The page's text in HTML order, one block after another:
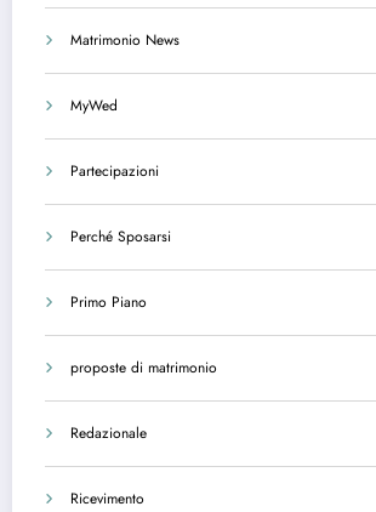
Matrimonio News
MyWed
Partecipazioni
Perché Sposarsi
Primo Piano
proposte di matrimonio
Redazionale
Ricevimento